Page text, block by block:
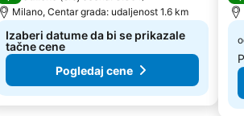
Milano, Centar grada: udaljenost 1.6 km
Izaberi datume da bi se prikazale
tačne cene
Pogledaj cene